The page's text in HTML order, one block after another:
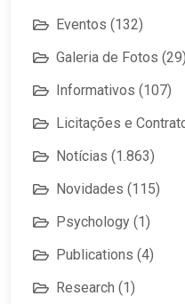
Eventos (132)
Galeria de Fotos (29)
Informativos (107)
Licitações e
Notícias (1.863)
Novidades (115)
Psychology (1)
Publications (4)
Research (1)